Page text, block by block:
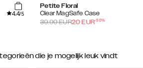
4.4/5
Petite Floral
Clear MagSafe Case
39.99EUR20 EUR-50%
die je mogelijk leuk vindt